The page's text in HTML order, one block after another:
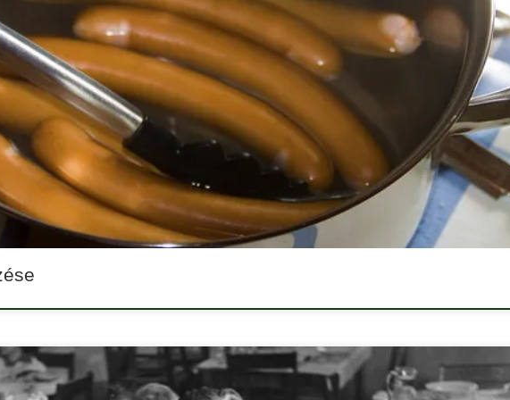
vágysz, egy pár virsli mindig jól jön, és természetesen a szilveszteri party is
kell a virslit megfőzni, mire kell figyelni a virsli […]